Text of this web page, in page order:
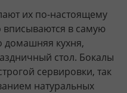
их по-настоящему
в самую
домашняя кухня,
стол. Бокалы
сервировки, так
натуральных